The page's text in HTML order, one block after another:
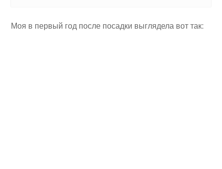
Моя в первый год после посадки выглядела вот так: